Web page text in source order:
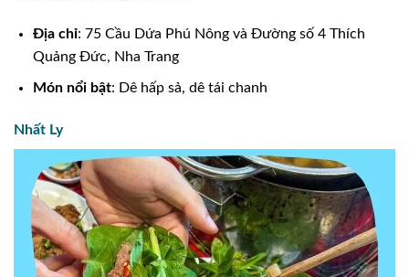
Địa chỉ: 75 Cầu Dứa Phú Nông và Đường số 4 Thích
Quảng Đức, Nha Trang
Món nổi bật: Dê hấp sả, dê tái chanh
Nhất Ly